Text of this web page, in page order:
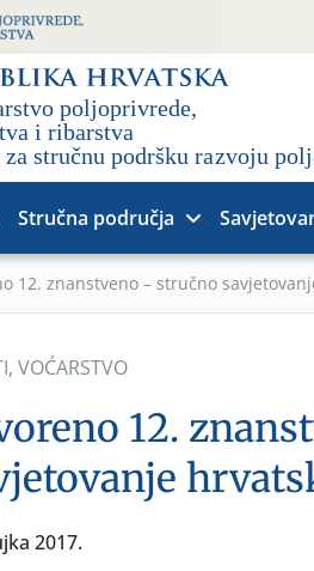
Stručna područja
12. znanstveno – stručno
, VOĆARSTVO
12.
2017.